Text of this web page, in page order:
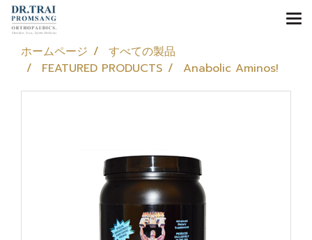
ホームページ
すべての製品
FEATURED PRODUCTS
Anabolic Aminos!